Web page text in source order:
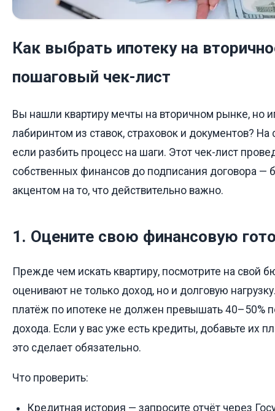
Как выбрать ипотеку на
пошаговый чек-лист
Вы нашли квартиру мечты на вторичном рынке, но
лабиринтом из ставок, страховок и документов?
если разбить процесс на шаги. Этот чек-лист
собственных финансов до подписания договора —
акцентом на то, что действительно важно.
1. Оцените свою финансовую
Прежде чем искать квартиру, посмотрите на свой
оценивают не только доход, но и долговую
платёж по ипотеке не должен превышать 40–50%
дохода. Если у вас уже есть кредиты, добавьте их
это сделает обязательно.
Что проверить:
Кредитная история — запросите отчёт через